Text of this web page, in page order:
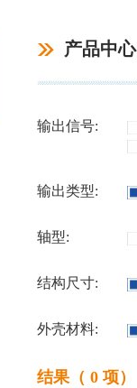
产品中心
输出信号:
输出类型:
轴型:
结构尺寸:
外壳材料:
结果（ 0 项）